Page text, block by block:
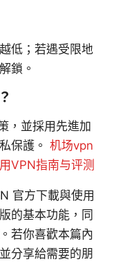
低；若遇受限地
鎖。
，並採用先進加
保護。 机场vpn
VPN指南与评测
官方下載與使用
的基本功能，同
若你喜歡本篇內
分享給需要的朋